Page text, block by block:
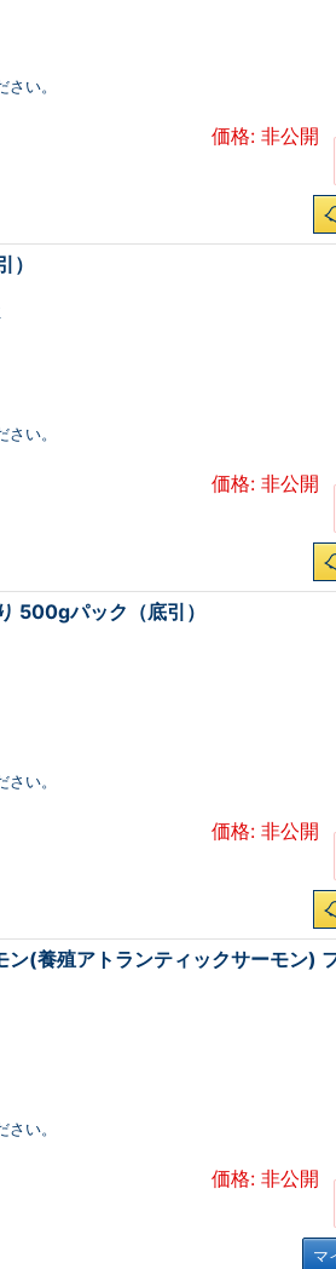
さい。
価格: 非公開
）
さい。
価格: 非公開
500gパック（底引）
さい。
価格: 非公開
ン(養殖アトランティックサーモン)
さい。
価格: 非公開
マ